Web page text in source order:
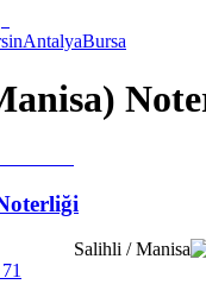
AntalyaBursa
Salihli /Manisa